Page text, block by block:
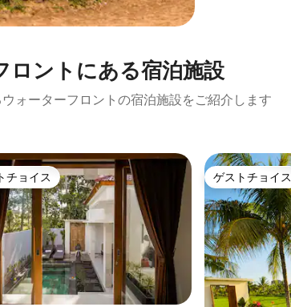
ロントにある宿泊施設
ォーターフロントの宿泊施設をご紹介します
チョイス
チョイス ゲストチョイス
ゲストチョイス